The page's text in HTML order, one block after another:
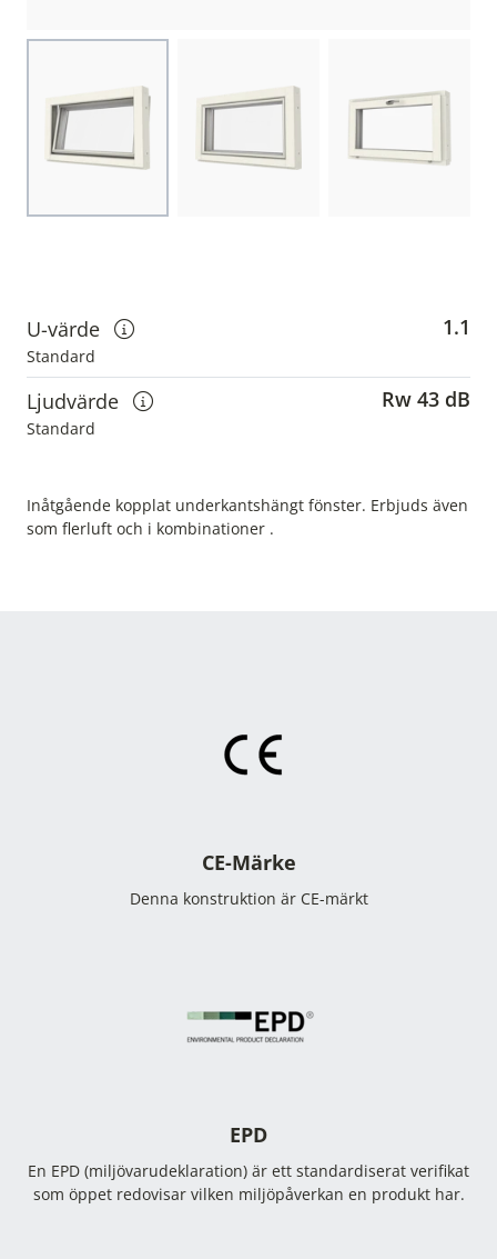
U-värde
Visa information om u-värden
Standard
1.1
Ljudvärde
Visa information om ljudvärden
Standard
Rw 43 dB
Inåtgående kopplat underkantshängt fönster. Erbjuds även
som flerluft och i kombinationer .
CE-Märke
Denna konstruktion är CE-märkt
EPD
En EPD (miljövarudeklaration) är ett standardiserat verifikat
som öppet redovisar vilken miljöpåverkan en produkt har.